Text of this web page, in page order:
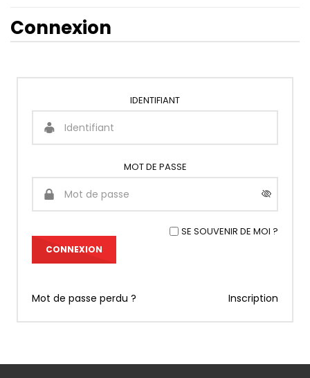
Connexion
IDENTIFIANT
MOT DE PASSE
SE SOUVENIR DE MOI ?
Mot de passe perdu ? Inscription